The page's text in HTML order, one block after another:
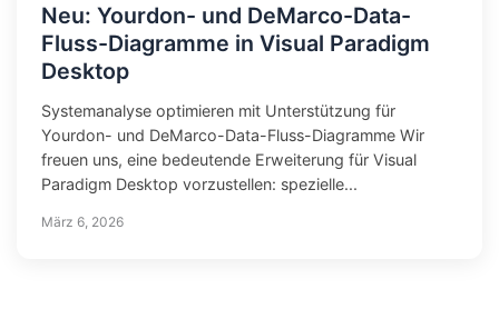
Neu: Yourdon- und DeMarco-Data-
Fluss-Diagramme in Visual Paradigm
Desktop
Systemanalyse optimieren mit Unterstützung für
Yourdon- und DeMarco-Data-Fluss-Diagramme Wir
freuen uns, eine bedeutende Erweiterung für Visual
Paradigm Desktop vorzustellen: spezielle...
März 6, 2026